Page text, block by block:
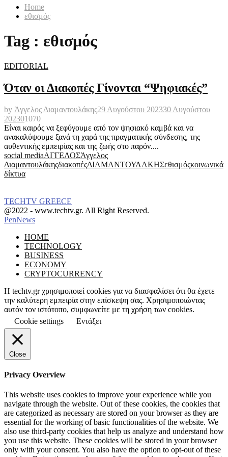
Home
εθισμός
Tag : εθισμός
EDITORIAL
Όταν οι Διακοπές Γίνονται “Ψηφιακές”
by Άγγελος Διαμαντουλάκης29 Αυγούστου 202330 Αυγούστου
202301070
Είναι καιρός να ξεφύγουμε από τον ψηφιακό καμβά και να
ανακαλύψουμε ξανά τη χαρά της πραγματικής σύνδεσης, της
αυθεντικής εμπειρίας και της ζωής στο παρόν....
social mediaΑΓΓΕΛΟΣΆγγελος
ΔιαμαντουλάκηςδιακοπέςΔΙΑΜΑΝΤΟΥΛΑΚΗΣεθισμόςκοινωνικά
δίκτυα
TECHTV GREECE
Facebook
Instagram
@2022 - www.techtv.gr. All Right Reserved.
PenNews
HOME
TECHNOLOGY
BUSINESS
ECONOMY
CRYPTOCURRENCY
Η techtv.gr χρησιμοποιεί cookies για να διασφαλίσει ότι θα έχετε
την καλύτερη εμπειρία στην επίσκεψη σας. Χρησιμοποιώντας
αυτόν τον ιστότοπο, συμφωνείτε με τη χρήση των cookies.
Cookie settings
Εντάξει
Close
Privacy Overview
This website uses cookies to improve your experience while you
navigate through the website. Out of these cookies, the cookies that
are categorized as necessary are stored on your browser as they are
essential for the working of basic functionalities of the website. We
also use third-party cookies that help us analyze and understand how
you use this website. These cookies will be stored in your browser
only with your consent. You also have the option to opt-out of these